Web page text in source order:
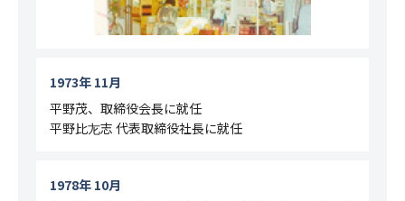
1973年 11月
平野茂、取締役会長に就任
平野比㔫志 代表取締役社長に就任
1978年 10月